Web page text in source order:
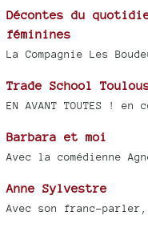
Décontes du
féminines
La Compagnie Les
Trade School
EN AVANT TOUTES ! en
Barbara et moi
Avec la comédienne
Anne Sylvestre
Avec son franc-parler,